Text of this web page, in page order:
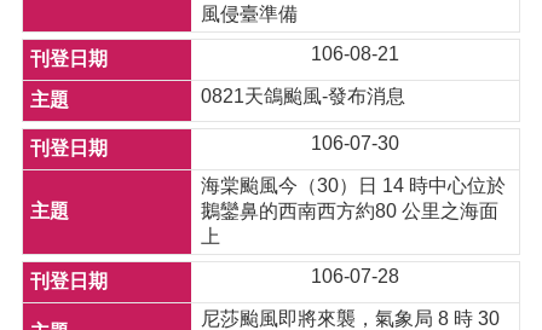
風侵臺準備
106-08-21
0821天鴿颱風-發布消息
106-07-30
海棠颱風今（30）日 14 時中心位於
鵝鑾鼻的西南西方約80 公里之海面
上
106-07-28
尼莎颱風即將來襲，氣象局 8 時 30